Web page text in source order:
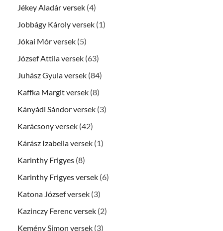
Jékey Aladár versek (4)
Jobbágy Károly versek (1)
Jókai Mór versek (5)
József Attila versek (63)
Juhász Gyula versek (84)
Kaffka Margit versek (8)
Kányádi Sándor versek (3)
Karácsony versek (42)
Kárász Izabella versek (1)
Karinthy Frigyes (8)
Karinthy Frigyes versek (6)
Katona József versek (3)
Kazinczy Ferenc versek (2)
Kemény Simon versek (3)